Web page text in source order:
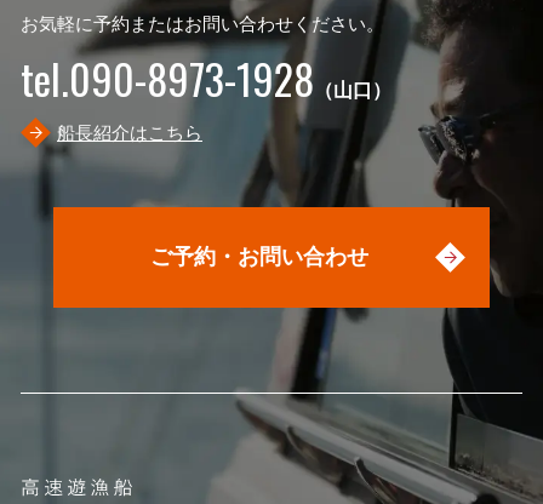
お気軽に予約またはお問い合わせください。
tel.090-8973-1928 （山口）
船長紹介はこちら
ご予約・お問い合わせ